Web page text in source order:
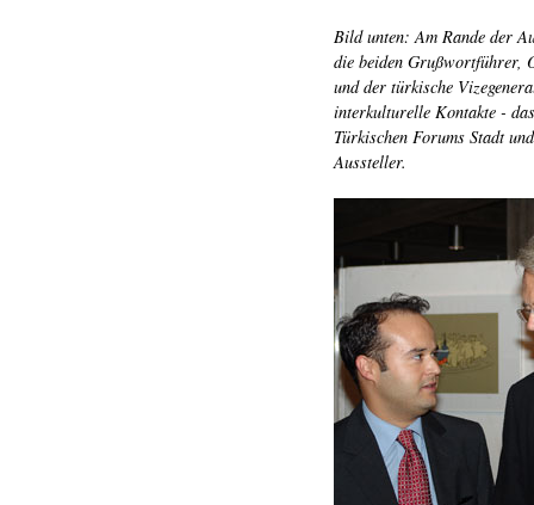
Bild unten: Am Rande der
die beiden Grußwortführer,
und der türkische
interkulturelle Kontakte -
Türkischen Forums Stadt
Aussteller.